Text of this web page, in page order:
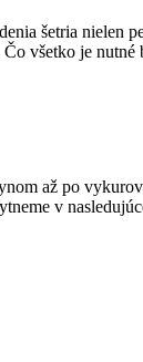
šetria nielen
všetko je
až po
v